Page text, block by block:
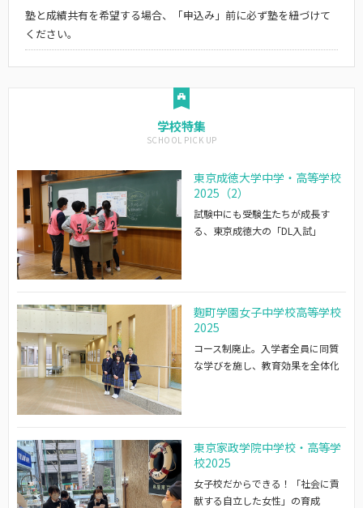
塾と成績共有を希望する場合、「申込み」前に必ず塾を紐づけて
ください。
学校特集
東京成徳大学中学・高等学校
2025（2）
試験中にも受験生たちが成長す
る、東京成徳大の「DL入試」
麴町学園女子中学校高等学校
2025
コース制廃止。入学者全員に同質
な学びを施し、教育効果を全体化
東京家政学院中学校・高等学
校2025
女子校だからできる！「社会に貢
献する自立した女性」の育成